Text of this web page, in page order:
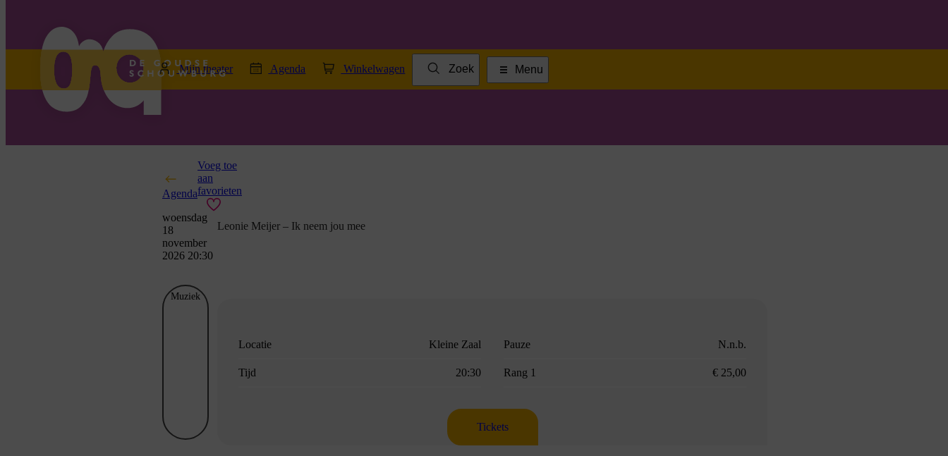
Mijn theater Agenda Winkelwagen Zoek Menu
Agenda
Voeg toe
aan
favorieten
woensdag
18
november
2026 20:30
Leonie Meijer – Ik neem jou mee
Muziek
Locatie Kleine Zaal
Tijd 20:30
Pauze N.n.b.
Rang 1 € 25,00
Tickets